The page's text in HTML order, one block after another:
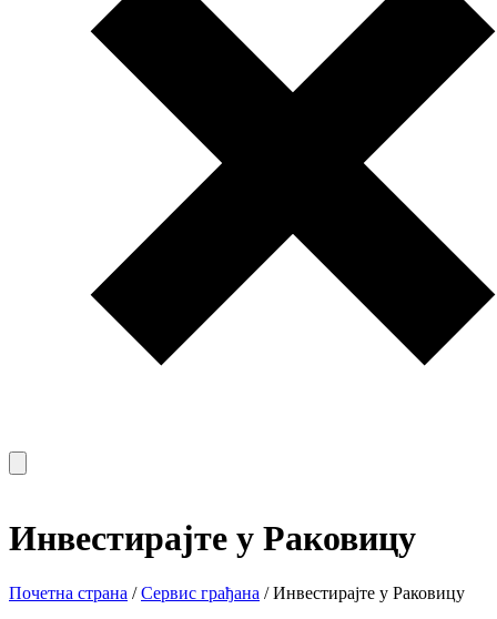
Инвестирајте у Раковицу
Почетна страна /Сервис грађана /Инвестирајте у Раковицу